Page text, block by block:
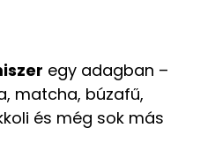
egy adagban –
matcha, búzafű,
és még sok más